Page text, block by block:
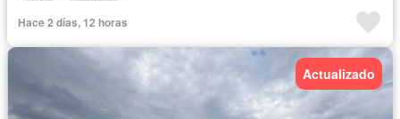
Hace 2 días, 12 horas
Actualizado